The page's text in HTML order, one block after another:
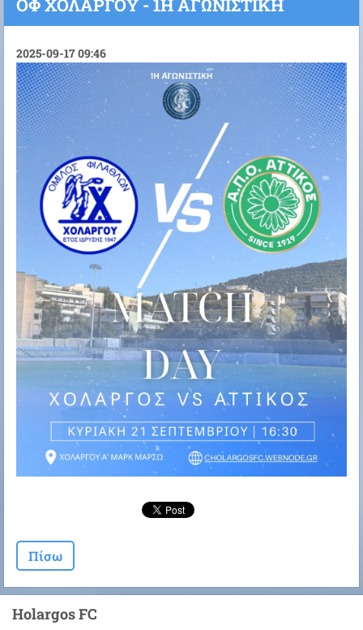
ΟΦ ΧΟΛΑΡΓΟΥ - 1Η ΑΓΩΝΙΣΤΙΚΗ
2025-09-17 09:46
Πίσω
Holargos FC